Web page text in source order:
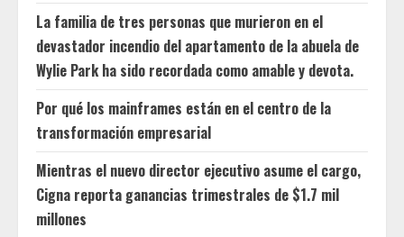
La familia de tres personas que murieron en el
devastador incendio del apartamento de la abuela de
Wylie Park ha sido recordada como amable y devota.
Por qué los mainframes están en el centro de la
transformación empresarial
Mientras el nuevo director ejecutivo asume el cargo,
Cigna reporta ganancias trimestrales de $1.7 mil
millones